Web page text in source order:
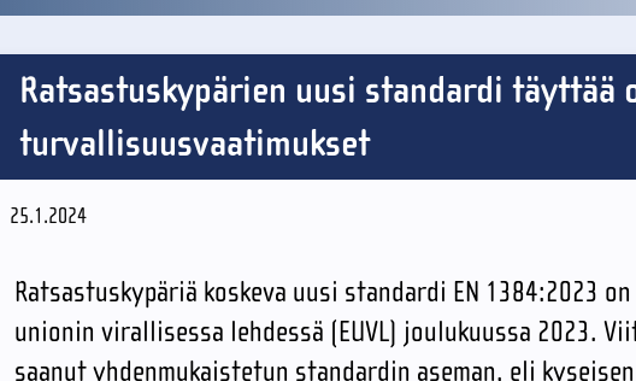
Ratsastuskypärien uusi standardi täyttää
turvallisuusvaatimukset
25.1.2024
Ratsastuskypäriä koskeva uusi standardi EN 1384:2023
unionin virallisessa lehdessä (EUVL) joulukuussa 2023.
saanut yhdenmukaistetun standardin aseman, eli